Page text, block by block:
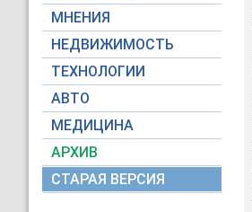
МНЕНИЯ
НЕДВИЖИМОСТЬ
ТЕХНОЛОГИИ
АВТО
МЕДИЦИНА
АРХИВ
СТАРАЯ ВЕРСИЯ